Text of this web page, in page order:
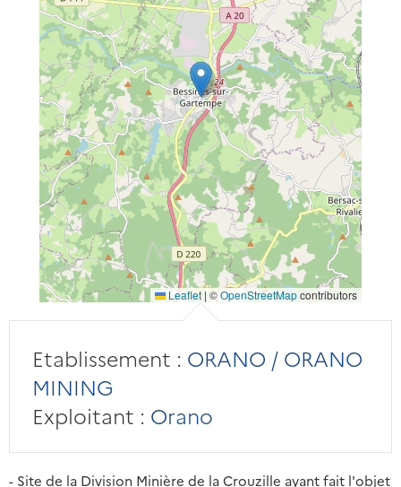
Leaflet | ©OpenStreetMapcontributors
Etablissement : ORANO / ORANO
MINING
Exploitant : Orano
- Site de la Division Minière de la Crouzille ayant fait l'objet